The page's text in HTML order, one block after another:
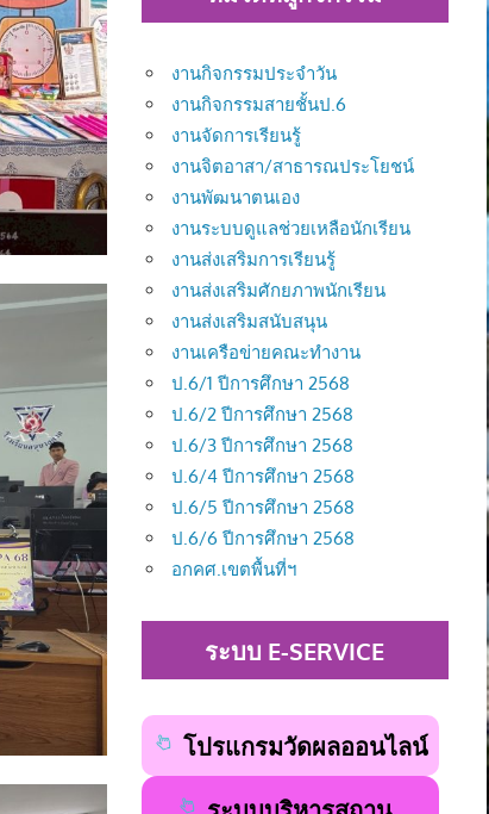
งานกิจกรรมประจำวัน
งานกิจกรรมสายชั้นป.6
งานจัดการเรียนรู้
งานจิตอาสา/สาธารณประโยชน์
งานพัฒนาตนเอง
งานระบบดูแลช่วยเหลือนักเรียน
งานส่งเสริมการเรียนรู้
งานส่งเสริมศักยภาพนักเรียน
งานส่งเสริมสนับสนุน
งานเครือข่ายคณะทำงาน
ป.6/1 ปีการศึกษา 2568
ป.6/2 ปีการศึกษา 2568
ป.6/3 ปีการศึกษา 2568
ป.6/4 ปีการศึกษา 2568
ป.6/5 ปีการศึกษา 2568
ป.6/6 ปีการศึกษา 2568
อกคศ.เขตพื้นที่ฯ
ระบบ E-SERVICE
โปรแกรมวัดผลออนไลน์